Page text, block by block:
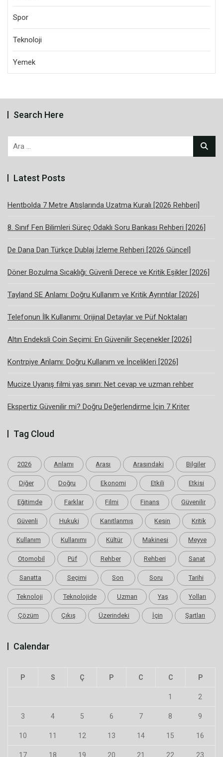
Spor
Teknoloji
Yemek
Search Here
Arama:
Latest Posts
Hentbolda 7 Metre Atışlarında Uzatma Kuralı [2026 Rehberi]
8. Sınıf Fen Bilimleri Süreç Odaklı Soru Bankası Rehberi [2026]
De Dana Dan Türkçe Dublaj İzleme Rehberi [2026 Güncel]
Döner Bozulma Sıcaklığı: Güvenli Derece ve Kritik Eşikler [2026]
Tayland SE Anlamı: Doğru Kullanım ve Kritik Ayrıntılar [2026]
Telefonun İlk Kullanımı: Orijinal Detaylar ve Püf Noktaları
Altın Endeksli Coin Seçimi: En Güvenilir Seçenekler [2026]
Kontrpiye Anlamı: Doğru Kullanım ve İncelikleri [2026]
Mucize Uyanış filmi yaş sınırı: Net cevap ve uzman rehber
Ekspertiz Güvenilir mi? Doğru Değerlendirme İçin 7 Kriter
Tag Cloud
2026 Anlamı Arası Arasındaki Bilgiler
Diğer Doğru Ekonomi Etkili Etkisi
Eğitimde Farklar Filmi Finans Güvenilir
Güvenli Hukuki Kanıtlanmış Kesin Kritik
Kullanım Kullanımı Kültür Makinesi Meyve
Otomobil Püf Rehber Rehberi Sanat
Sanatta Seçimi Son Soru Tarihi
Teknoloji Teknolojide Uzman Yaş Yolları
Çözüm Çıkış Üzerindeki İçin Şartları
Calendar
P S Ç P C C P
1 2
3 4 5 6 7 8 9
10 11 12 13 14 15 16
17 18 19 20 21 22 23